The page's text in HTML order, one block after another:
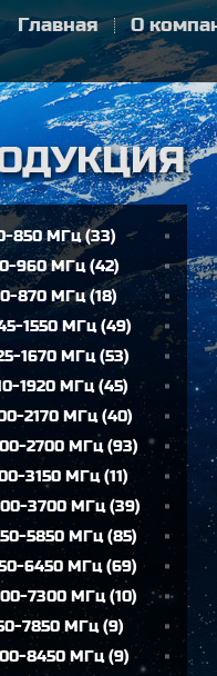
Главная О
850 МГц(33)
960 МГц(42)
870 МГц(18)
1550 МГц(49)
1670 МГц(53)
1920 МГц(45)
2170 МГц(40)
2700 МГц(93)
3150 МГц(11)
3700 МГц(39)
5850 МГц(85)
6450 МГц(69)
7300 МГц(10)
7850 МГц(9)
8450 МГц(9)